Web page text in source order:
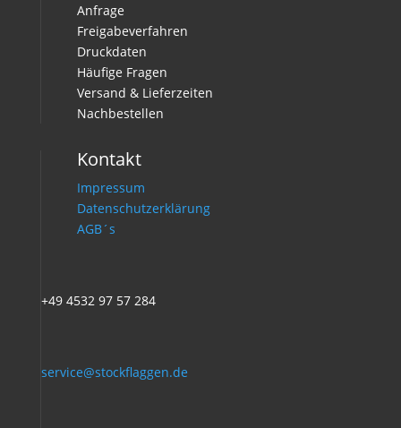
Anfrage
Freigabeverfahren
Druckdaten
Häufige Fragen
Versand & Lieferzeiten
Nachbestellen
Kontakt
Impressum
Datenschutzerklärung
AGB´s
+49 4532 97 57 284
service@stockflaggen.de